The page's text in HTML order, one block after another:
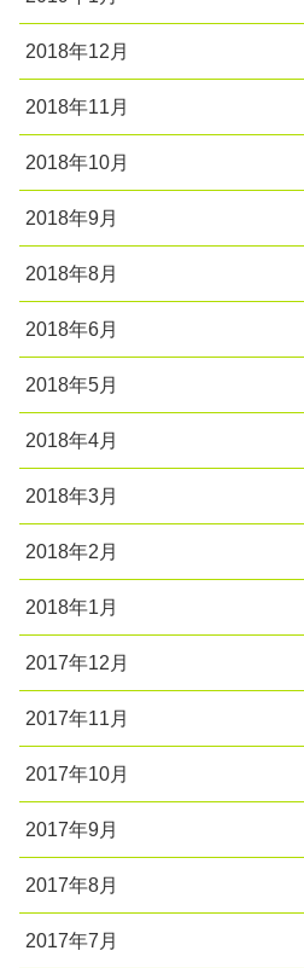
2018年12月
2018年11月
2018年10月
2018年9月
2018年8月
2018年6月
2018年5月
2018年4月
2018年3月
2018年2月
2018年1月
2017年12月
2017年11月
2017年10月
2017年9月
2017年8月
2017年7月